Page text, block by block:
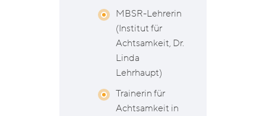
MBSR-Lehrerin
(Institut für
Achtsamkeit, Dr.
Linda
Lehrhaupt)
Trainerin für
Achtsamkeit in